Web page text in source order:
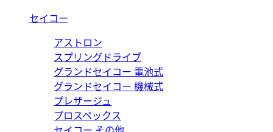
セイコー
アストロン
スプリングドライブ
グランドセイコー 電池式
グランドセイコー 機械式
プレザージュ
プロスペックス